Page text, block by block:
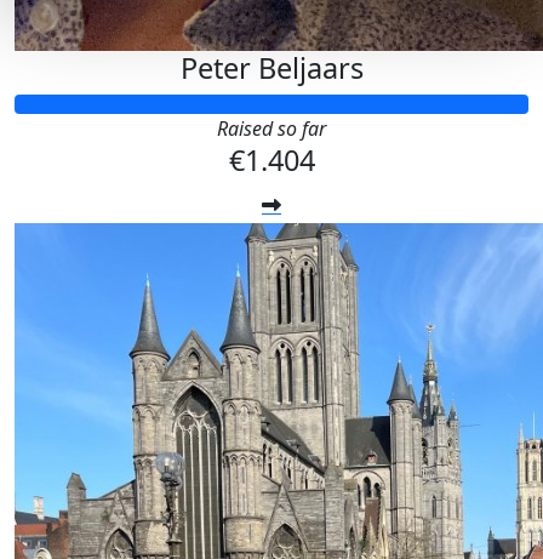
Peter Beljaars
Raised so far
€1.404